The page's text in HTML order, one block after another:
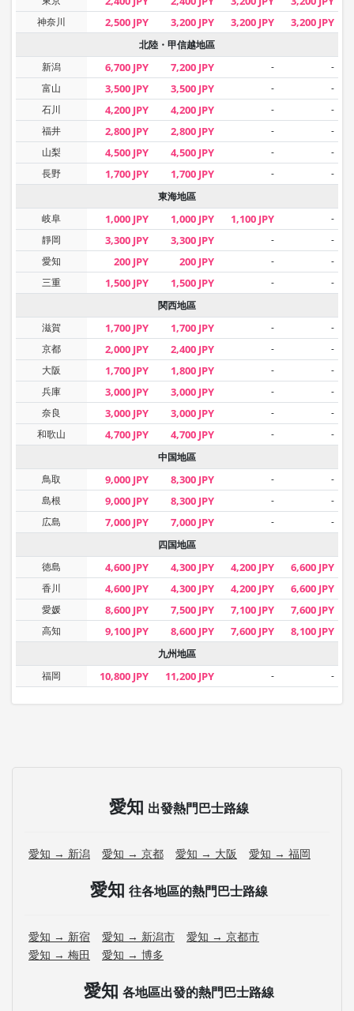
神奈川 2,500 JPY 3,200 JPY 3,200 JPY 3,200 JPY
北陸・甲信越地區
新潟
6,700 JPY 7,200 JPY -
-
富山
3,500 JPY 3,500 JPY -
-
石川
4,200 JPY 4,200 JPY -
-
福井
2,800 JPY 2,800 JPY -
-
山梨
4,500 JPY 4,500 JPY -
-
長野
1,700 JPY 1,700 JPY -
-
東海地區
岐阜
1,000 JPY 1,000 JPY 1,100 JPY
-
靜岡
3,300 JPY 3,300 JPY -
-
愛知
200 JPY 200 JPY -
-
三重
1,500 JPY 1,500 JPY -
-
関西地區
滋賀
1,700 JPY 1,700 JPY -
-
京都
2,000 JPY 2,400 JPY -
-
大阪
1,700 JPY 1,800 JPY -
-
兵庫
3,000 JPY 3,000 JPY -
-
奈良
3,000 JPY 3,000 JPY -
-
和歌山
4,700 JPY 4,700 JPY -
-
中国地區
鳥取
9,000 JPY 8,300 JPY -
-
島根
9,000 JPY 8,300 JPY -
-
広島
7,000 JPY 7,000 JPY -
-
四国地區
徳島
4,600 JPY 4,300 JPY 4,200 JPY 6,600 JPY
香川 4,600 JPY 4,300 JPY 4,200 JPY 6,600 JPY
愛媛 8,600 JPY 7,500 JPY 7,100 JPY 7,600 JPY
高知 9,100 JPY 8,600 JPY 7,600 JPY 8,100 JPY
九州地區
福岡
10,800 JPY 11,200 JPY - -
愛知 出發熱門巴士路線
愛知 → 新潟 愛知 → 京都 愛知 → 大阪 愛知 → 福岡
愛知 往各地區的熱門巴士路線
愛知 → 新宿 愛知 → 新潟市
愛知 → 京都市
愛知 → 梅田
愛知 → 博多
愛知 各地區出發的熱門巴士路線